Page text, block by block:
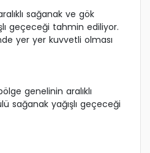
sağanak ve gök
geçeceği tahmin ediliyor.
yer yer kuvvetli olması
genelinin aralıklı
sağanak yağışlı geçeceği